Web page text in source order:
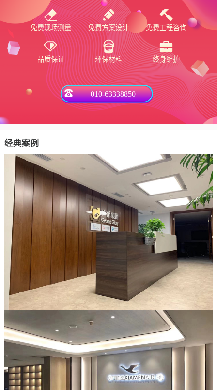
免费现场测量 免费方案设计 免费工程咨询
品质保证 环保材料 终身维护
010-63338850